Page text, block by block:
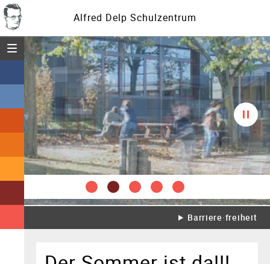
Alfred Delp Schulzentrum
Menü öffnen
spielt
Barriere·freiheit